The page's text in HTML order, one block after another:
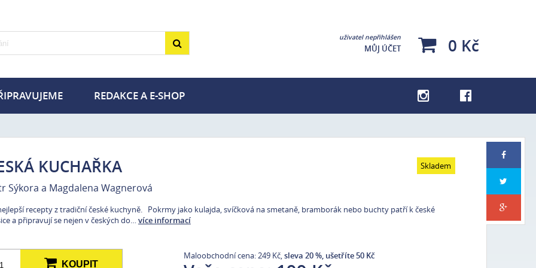
uživatel nepřihlášen
MŮJ ÚČET 0 Kč
a chovatelství Turistika
Kuchařky
deníky
Lehce poškozené knihy – výprodej
dárky pro pejskaře Tipy na dárky pro výletníky
životní styl Knihy v akci –50 % Se psy podle Veroniky
REDAKCE A E-SHOP
Skladem
KUCHAŘKA
Sýkora a Magdalena Wagnerová
recepty z tradiční české kuchyně. Pokrmy jako kulajda, svíčková na smetaně, bramborák nebo buchty patří k české
a připravují se nejen v českých do… více informací
KOUPIT
Maloobchodní cena: 249 Kč,sleva 20 %, ušetříte 50 Kč